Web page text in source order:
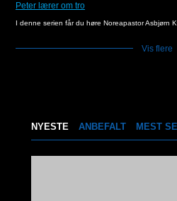
Peter lærer om tro
I denne serien får du høre Noreapastor Asbjørn
Vis flere
NYESTE ANBEFALT MEST